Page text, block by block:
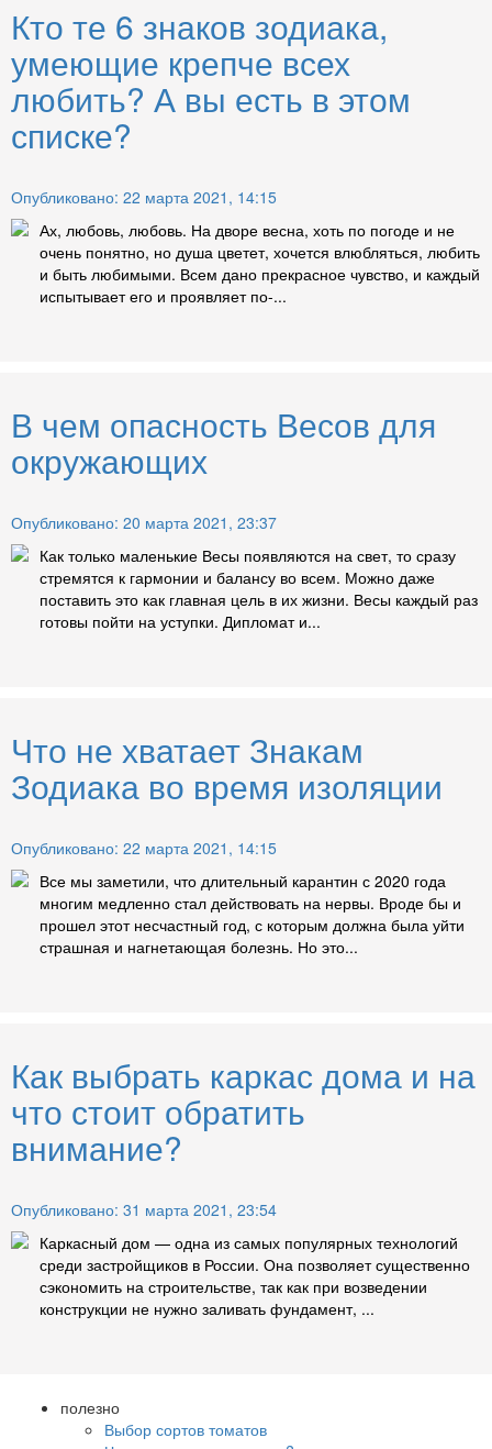
Кто те 6 знаков зодиака,
умеющие крепче всех
любить? А вы есть в этом
списке?
Опубликовано: 22 марта 2021, 14:15
Ах, любовь, любовь. На дворе весна, хоть по погоде и не
очень понятно, но душа цветет, хочется влюбляться, любить
и быть любимыми. Всем дано прекрасное чувство, и каждый
испытывает его и проявляет по-...
В чем опасность Весов для
окружающих
Опубликовано: 20 марта 2021, 23:37
Как только маленькие Весы появляются на свет, то сразу
стремятся к гармонии и балансу во всем. Можно даже
поставить это как главная цель в их жизни. Весы каждый раз
готовы пойти на уступки. Дипломат и...
Что не хватает Знакам
Зодиака во время изоляции
Опубликовано: 22 марта 2021, 14:15
Все мы заметили, что длительный карантин с 2020 года
многим медленно стал действовать на нервы. Вроде бы и
прошел этот несчастный год, с которым должна была уйти
страшная и нагнетающая болезнь. Но это...
Как выбрать каркас дома и на
что стоит обратить
внимание?
Опубликовано: 31 марта 2021, 23:54
Каркасный дом — одна из самых популярных технологий
среди застройщиков в России. Она позволяет существенно
сэкономить на строительстве, так как при возведении
конструкции не нужно заливать фундамент, ...
полезно
Выбор сортов томатов